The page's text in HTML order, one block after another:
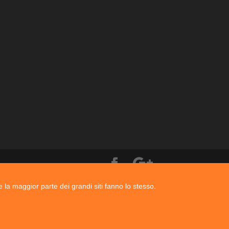
maggior parte dei grandi siti fanno lo stesso.